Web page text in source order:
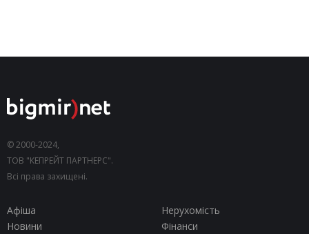
© 2000-2024,
ТОВ "КЕПРЕЙТ ПАРТНЕРС".
Всі права захищені.
Афіша
Нерухомість
Новини
Фінанси